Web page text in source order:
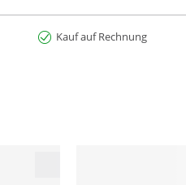
Kauf auf Rechnung